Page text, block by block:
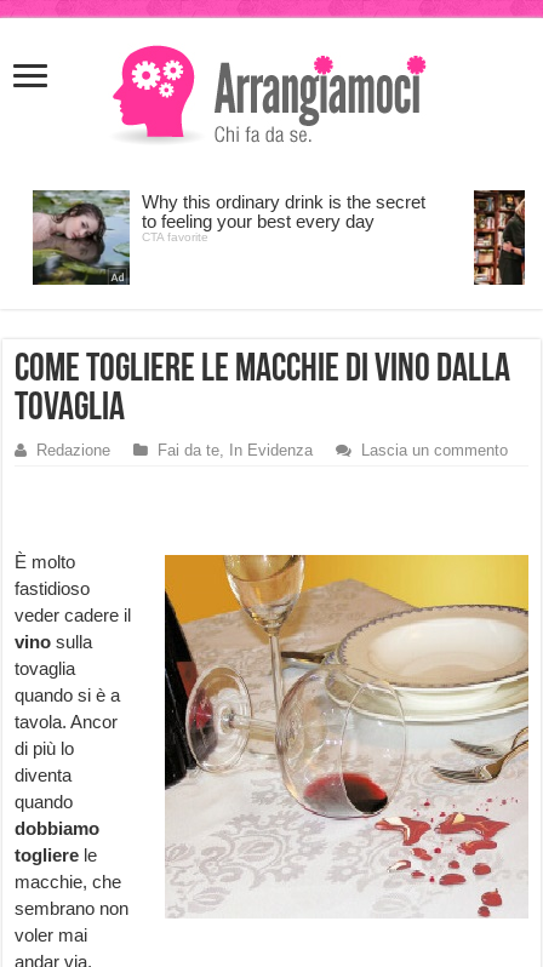
giriş
kingroyal
Come Togliere le Macchie di Vino dalla
Tovaglia
Redazione Fai da te, In Evidenza Lascia un commento
È molto
fastidioso
veder cadere il
vino sulla
tovaglia
quando si è a
tavola. Ancor
di più lo
diventa
quando
dobbiamo
togliere le
macchie, che
sembrano non
voler mai
andar via.